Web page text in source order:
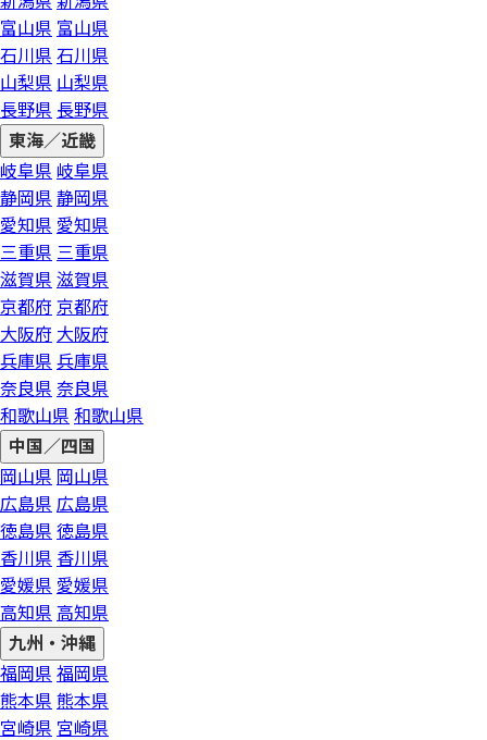
富山県 富山県
石川県 石川県
山梨県 山梨県
長野県 長野県
東海／近畿
岐阜県 岐阜県
静岡県 静岡県
愛知県 愛知県
三重県 三重県
滋賀県 滋賀県
京都府 京都府
大阪府 大阪府
兵庫県 兵庫県
奈良県 奈良県
和歌山県 和歌山県
中国／四国
岡山県 岡山県
広島県 広島県
徳島県 徳島県
香川県 香川県
愛媛県 愛媛県
高知県 高知県
九州・沖縄
福岡県 福岡県
熊本県 熊本県
宮崎県 宮崎県